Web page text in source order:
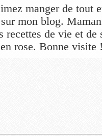
manger de
mon blog.
de vie et
rose. Bonne visite !